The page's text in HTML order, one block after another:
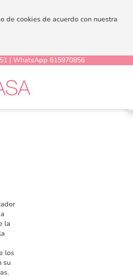
de cookies de acuerdo con nuestra
| WhatsApp 615970856
la
los
su